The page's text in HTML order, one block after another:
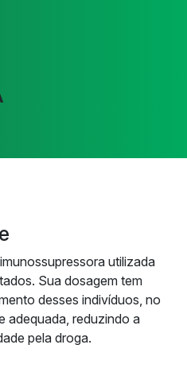
utilizada
Sua dosagem tem
desses indivíduos, no
adequada, reduzindo a
pela droga.